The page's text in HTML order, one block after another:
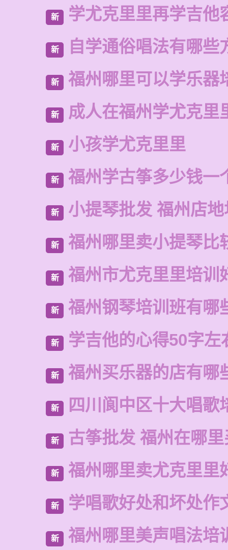
新 学尤克里里再学吉他
新 自学通俗唱法有哪些
新 福州哪里可以学乐器
新 成人在福州学尤克里
新 小孩学尤克里里
新 福州学古筝多少钱一
新 小提琴批发 福州店地
新 福州哪里卖小提琴比
新 福州市尤克里里培训
新 福州钢琴培训班有哪
新 学吉他的心得50字左
新 福州买乐器的店有哪
新 四川阆中区十大唱歌
新 古筝批发 福州在哪
新 福州哪里卖尤克里里
新 学唱歌好处和坏处作
新 福州哪里美声唱法培